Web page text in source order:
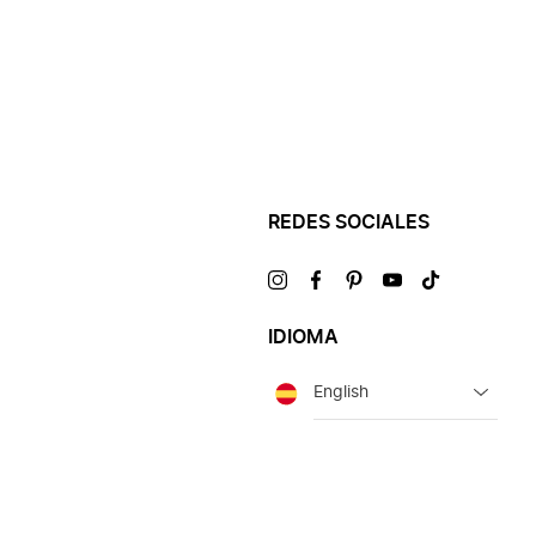
REDES SOCIALES
VisítanosVisítanosVisítanosVisítanosVisítanos
IDIOMA
Idioma